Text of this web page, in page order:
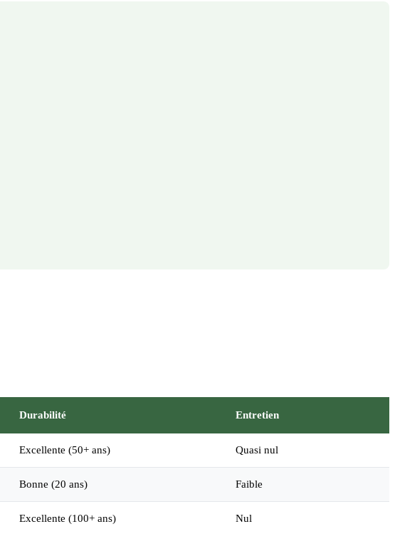
Durabilité Entretien
Excellente (50+ ans) Quasi nul
Bonne (20 ans) Faible
Excellente (100+ ans) Nul